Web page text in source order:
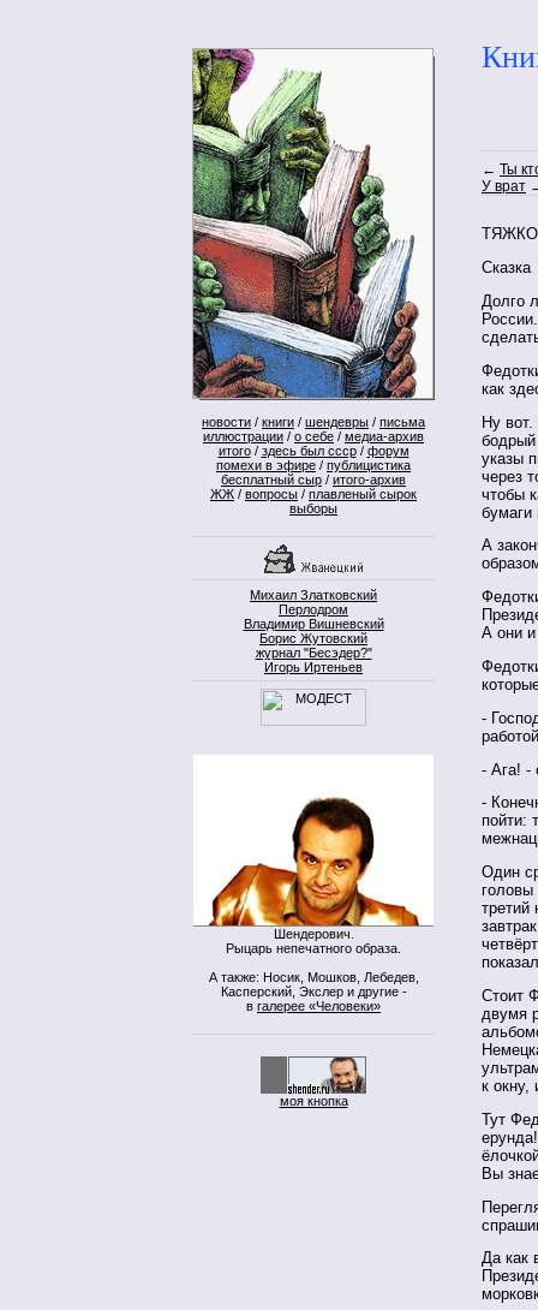
новости / книги / шендевры / письма
иллюстрации / о себе / медиа-архив
итого/ здесь был ссср/ форум
помехи в эфире / публицистика
бесплатный сыр / итого-архив
ЖЖ / вопросы / плавленый сырок
выборы
Михаил Златковский
Перлодром
Владимир Вишневский
Борис Жутовский
журнал "Бесэдер?"
Игорь Иртеньев
Шендерович.
Рыцарь непечатного образа.
А также: Носик, Мошков, Лебедев,
Касперский, Экслер и другие -
в галерее «Человеки»
моя кнопка
← Ты
У врат
Сказка
Долго
как
Ну
бодрый
указы
через
чтобы
бумаги
А
А они
-
- Ага! -
-
пойти:
Один
третий
Стоит
двумя
к окну,
Тут
Вы
Да как